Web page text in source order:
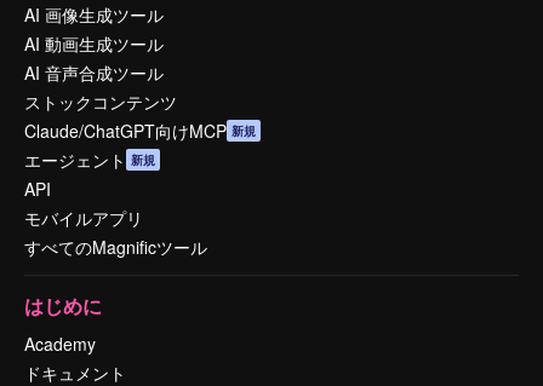
AI 画像生成ツール
AI 動画生成ツール
AI 音声合成ツール
ストックコンテンツ
Claude/ChatGPT向けMCP 新規
エージェント 新規
API
モバイルアプリ
すべてのMagnificツール
はじめに
Academy
ドキュメント